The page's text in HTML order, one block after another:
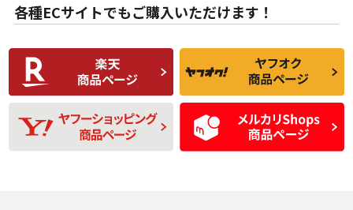
な中古品
んどない中古品
C
比較的きれいな中古
品
C
られるが、使用に問
題のない中古品
D
使用感や目立つ傷が
あり、一般的な中古
品
D
残り溝も少なく、偏
磨耗がみられ、短期
間使用できるくらい
の中古品
各種ECサイトでもご購入いただけます！